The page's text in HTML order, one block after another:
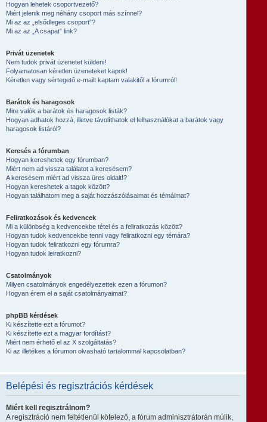
Hogyan lehetek csoportvezető?
Miért jelenik meg néhány csoport más színnel?
Mi az az „elsődleges csoport”?
Mi az az „A csapat” link?
Privát üzenetek
Nem tudok privát üzenetet küldeni!
Folyamatosan kéretlen üzeneteket kapok!
Kéretlen vagy sértegető e-mailt kaptam valakitől a fórumról!
Barátok és haragosok
Mire valók a barátok és haragosok listák?
Hogyan adhatok hozzá, illetve távolíthatok el felhasználókat a barátok vagy
haragosok listáról?
Keresés a fórumban
Hogyan kereshetek egy fórumban?
Miért nem ad vissza találatot a keresésem?
A keresésem miért ad vissza üres oldalt!?
Hogyan kereshetek a tagok között?
Hogyan találhatom meg a saját hozzászólásaimat és témáimat?
Feliratkozások és kedvencek
Mi a különbség a kedvencekbe tétel és a feliratkozás között?
Hogyan tudok kedvencekbe tenni vagy feliratkozni egy témára?
Hogyan tudok feliratkozni egy fórumra?
Hogyan tudok leiratkozni?
Csatolmányok
Milyen csatolmányok engedélyezettek ezen a fórumon?
Hogyan érem el a saját csatolmányaimat?
phpBB kérdések
Ki készítette ezt a fórumot?
Ki készítette ezt a magyar fordítást?
Miért nem érhető el az X szolgáltatás?
Ki az illetékes a fórumon olvasható tartalommal kapcsolatban?
Belépési és regisztrációs kérdések
Miért kell regisztrálnom?
A regisztráció nem feltétlenül kötelező, a fórum adminisztrátorán múlik,